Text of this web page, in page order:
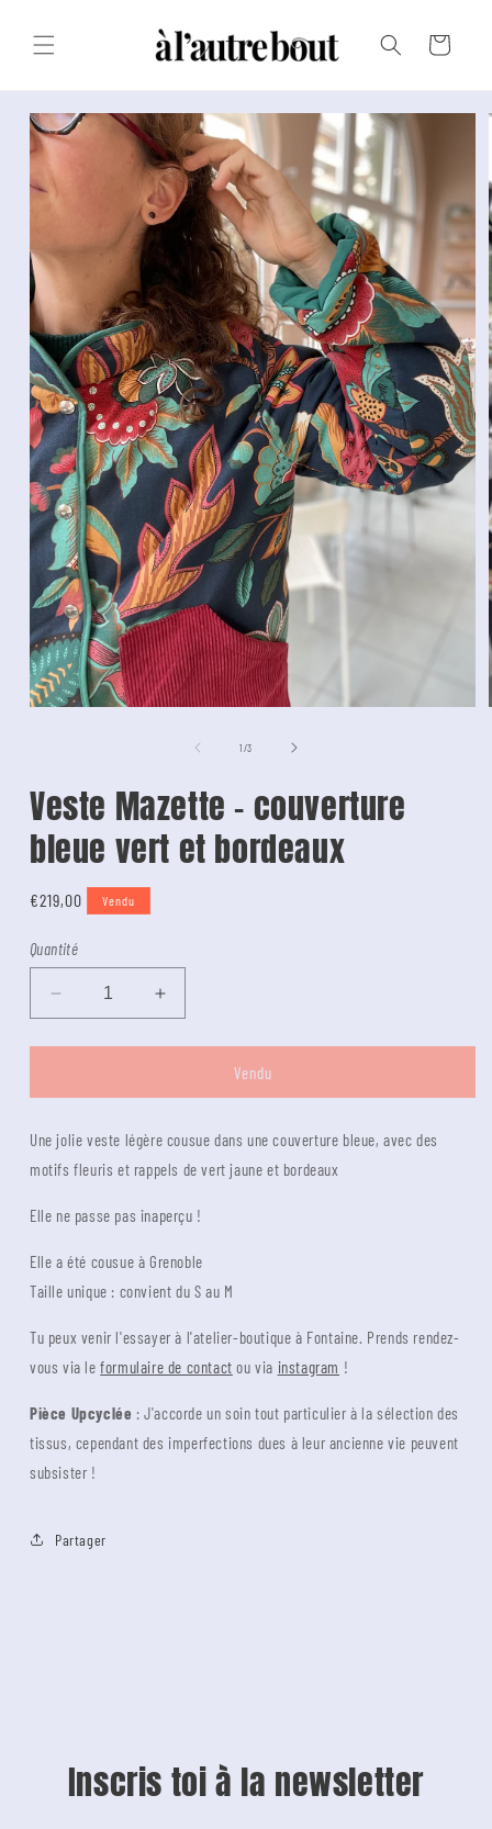
texte
Panier
Passer
1/de3
Veste Mazette - couverture
bleue vert et bordeaux
Tarif
€219,00 Vendu
Quantité
Diminuer
la
quantité
Veste
-
couverture
vert
bordeaux
Augmenter
la
quantité
Veste
-
couverture
vert
bordeaux
Vendu
Une jolie veste légère cousue dans une couverture bleue, avec des
motifs fleuris et rappels de vert jaune et bordeaux
Elle ne passe pas inaperçu !
Elle a été cousue à Grenoble
Taille unique : convient du S au M
Tu peux venir l'essayer à l'atelier-boutique à Fontaine. Prends rendez-
vous via leformulaire de contact ou via instagram !
Pièce Upcyclée : J'accorde un soin tout particulier à la sélection des
tissus, cependant des imperfections dues à leur ancienne vie peuvent
subsister !
Partager
Inscris toi à la newsletter